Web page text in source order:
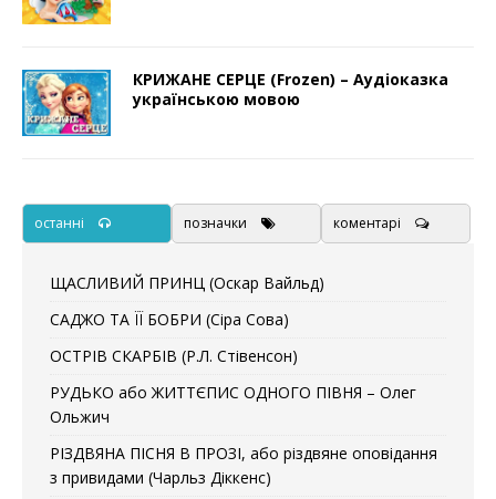
КРИЖАНЕ СЕРЦЕ (Frozen) – Аудіоказка
українською мовою
останні позначки коментарі
ЩАСЛИВИЙ ПРИНЦ (Оскар Вайльд)
САДЖО ТА ЇЇ БОБРИ (Сіра Сова)
ОСТРІВ СКАРБІВ (Р.Л. Стівенсон)
РУДЬКО або ЖИТТЄПИС ОДНОГО ПІВНЯ – Олег
Ольжич
РІЗДВЯНА ПІСНЯ В ПРОЗІ, або різдвяне оповідання
з привидами (Чарльз Діккенс)